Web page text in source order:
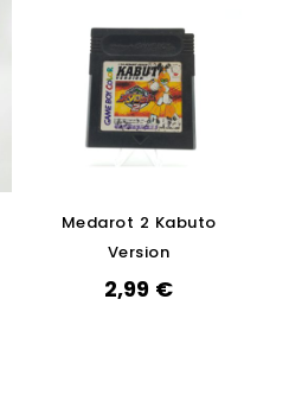
Medarot 2 Kabuto
Version
2,99 €